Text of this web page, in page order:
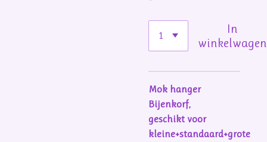
In
winkelwagen
Mok hanger
Bijenkorf,
geschikt voor
kleine+standaard+grote